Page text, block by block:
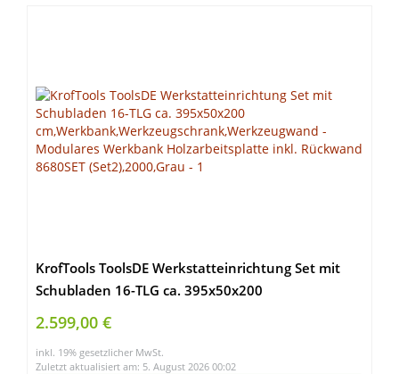
KrofTools ToolsDE Werkstatteinrichtung Set mit
Schubladen 16-TLG ca. 395x50x200
cm,Werkbank,Werkzeugschrank,Werkzeugwand –
Modulares Werkbank Holzarbeitsplatte inkl.
Rückwand 8680SET (Set2),2000,Grau
2.599,00 €
inkl. 19% gesetzlicher MwSt.
Zuletzt aktualisiert am: 5. August 2026 00:02